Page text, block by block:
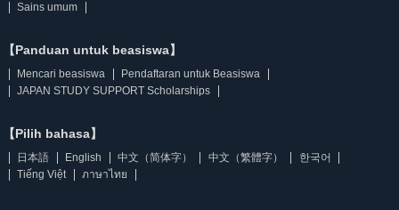
Sains umum
【Panduan untuk beasiswa】
Mencari beasiswa
Pendaftaran untuk Beasiswa
JAPAN STUDY SUPPORT Scholarships
【Pilih bahasa】
日本語 English 中文（简体字） 中文（繁體字）
한국어
Tiếng Việt
ภาษาไทย